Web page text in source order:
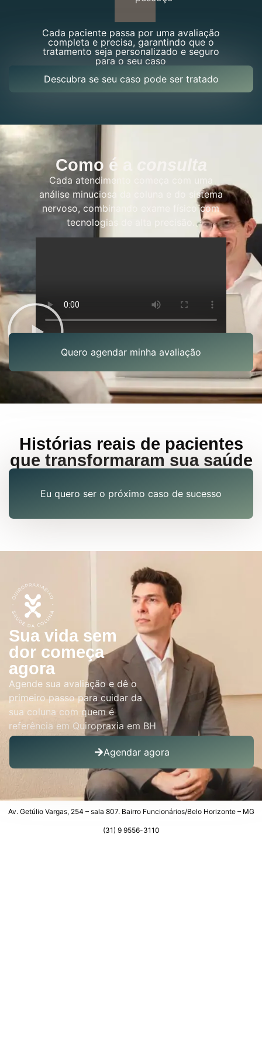
Cada paciente passa por uma avaliação
completa e precisa, garantindo que o
tratamento seja personalizado e seguro
para o seu caso
Descubra se seu caso pode ser tratado
Como é a consulta
Cada atendimento começa com uma
análise minuciosa da coluna e do sistema
nervoso, combinando exame físico com
tecnologias de alta precisão.
Quero agendar minha avaliação
Histórias reais de pacientes
que transformaram sua saúde
Eu quero ser o próximo caso de sucesso
Sua vida sem
dor começa
agora
Agende sua avaliação e dê o
primeiro passo para cuidar da
sua coluna com quem é
referência em Quiropraxia em BH
Agendar agora
Av. Getúlio Vargas, 254 – sala 807. Bairro Funcionários/Belo Horizonte – MG
(31) 9 9556-3110